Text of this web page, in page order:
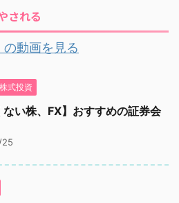
される
動画を見る
株式投資
ない株、FX】おすすめの証券会